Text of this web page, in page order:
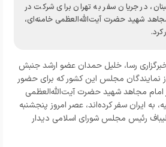
در جریان سفر به تهران برای شرکت در
شهید حضرت آیت‌الله‌العظمی خامنه‌ای،
کرد.
رسا، خلیل حمدان عضو ارشد جنبش
نمایندگان مجلس این کشور که برای حضور
امام مجاهد شهید حضرت آیت‌الله‌العظمی
به ایران سفر کرده‌اند، عصر امروز پنجشنبه
قالیباف رئیس مجلس شورای اسلامی دیدار